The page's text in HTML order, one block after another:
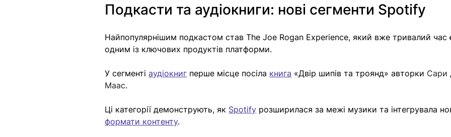
Подкасти та аудіокниги: нові сегменти Spotify
Найпопулярнішим подкастом став The Joe Rogan Experience, який вже тривалий час
одним із ключових продуктів платформи.
У сегменті аудіокниг перше місце посіла книга «Двір шипів та троянд» авторки Сари
Маас.
Ці категорії демонструють, як Spotify розширилася за межі музики та інтегрувала
формати контенту.